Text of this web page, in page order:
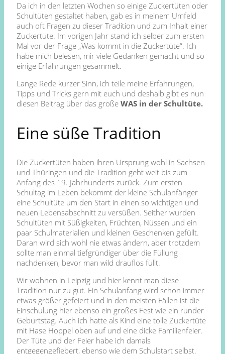
Da ich in den letzten Wochen so einige Zuckertüten oder
Schultüten gestaltet haben, gab es in meinem Umfeld
auch oft Fragen zu dieser Tradition und zum Inhalt einer
Zuckertüte. Im vorigen Jahr stand ich selber zum ersten
Mal vor der Frage „Was kommt in die Zuckertüte“. Ich
habe mich belesen, mir viele Gedanken gemacht und so
einige Erfahrungen gesammelt.
Lange Rede kurzer Sinn, ich teile meine Erfahrungen,
Tipps und Tricks gern mit euch und deshalb gibt es nun
diesen Beitrag über das große WAS in der Schultüte.
Eine süße Tradition
Die Zuckertüten haben ihren Ursprung wohl in Sachsen
und Thüringen und die Tradition geht weit bis zum
Anfang des 19. Jahrhunderts zurück. Zum ersten
Schultag im Leben bekommt der kleine Schulanfänger
eine Schultüte um den Start in einen so wichtigen und
neuen Lebensabschnitt zu versüßen. Seither wurden
Schultüten mit Süßigkeiten, Früchten, Nüssen und ein
paar Schulmaterialien und kleinen Geschenken gefüllt.
Daran wird sich wohl nie etwas ändern, aber trotzdem
sollte man einmal tiefgründiger über die Füllung
nachdenken, bevor man wild drauflos füllt.
Wir wohnen in Leipzig und hier kennt man diese
Tradition nur zu gut. Ein Schulanfang wird schon immer
etwas größer gefeiert und in den meisten Fällen ist die
Einschulung hier ebenso ein großes Fest wie ein runder
Geburtstag. Auch ich hatte als Kind eine tolle Zuckertüte
mit Hase Hoppel oben auf und eine dicke Familienfeier.
Der Tüte und der Feier habe ich damals
entgegengefiebert, ebenso wie dem Schulstart selbst.